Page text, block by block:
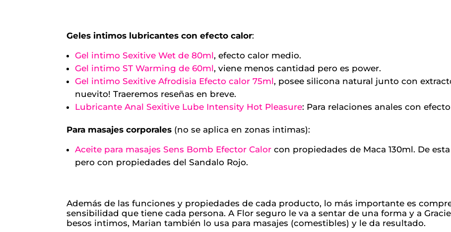
Geles intimos lubricantes con efecto calor:
Gel intimo Sexitive Wet de 80ml, efecto calor medio.
Gel intimo ST Warming de 60ml, viene menos cantidad pero es power.
Gel intimo Sexitive Afrodisia Efecto calor 75ml, posee silicona natural junto con
nuevito! Traeremos reseñas en breve.
Lubricante Anal Sexitive Lube Intensity Hot Pleasure: Para relaciones anales con
Para masajes corporales (no se aplica en zonas intimas):
Aceite para masajes Sens Bomb Efector Calor con propiedades de Maca 130ml. De
pero con propiedades del Sandalo Rojo.
Además de las funciones y propiedades de cada producto, lo más importante es
sensibilidad que tiene cada persona. A Flor seguro le va a sentar de una forma y a
besos intimos, Marian también lo usa para masajes (comestibles) y le da resultado.